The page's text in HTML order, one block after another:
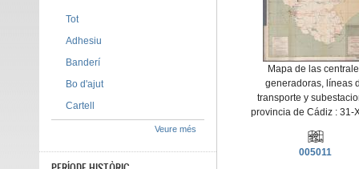
Mapa de las
generadoras, líneas
transporte y
provincia de Cádiz : 31-
005011
Tot
Adhesiu
Banderí
Bo d'ajut
Cartell
Veure més